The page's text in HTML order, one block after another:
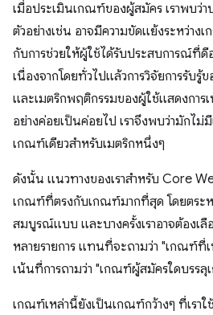
เมื่อประเมินเกณฑ์ของผู้สมัคร เราพบว่
ตัวอย่างเช่น อาจมีความขัดแย้งระหว่าง
กับการช่วยให้ผู้ใช้ได้รับประสบการณ์ที่ดี
เนื่องจากโดยทั่วไปแล้วการวิจัยการรับ
และเมตริกพฤติกรรมของผู้ใช้แสดงกา
อย่างค่อยเป็นค่อยไป เราจึงพบว่ามักไ
เกณฑ์เดียวสําหรับเมตริกหนึ่งๆ
ดังนั้น แนวทางของเราสําหรับ Core
เกณฑ์ที่ตรงกับเกณฑ์มากที่สุด โดยตระ
สมบูรณ์แบบ และบางครั้งเราอาจต้องเ
หลายรายการ แทนที่จะถามว่า "เกณฑ์ที่เ
เน้นที่การถามว่า "เกณฑ์ผู้สมัครใดบรรลุ
เกณฑ์เหล่านี้ยังเป็นเกณฑ์กว้างๆ ที่เราใ